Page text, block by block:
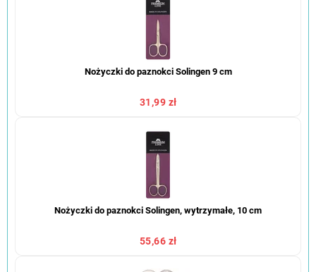
Nożyczki do paznokci Solingen 9 cm
31,99 zł
Nożyczki do paznokci Solingen, wytrzymałe, 10 cm
55,66 zł